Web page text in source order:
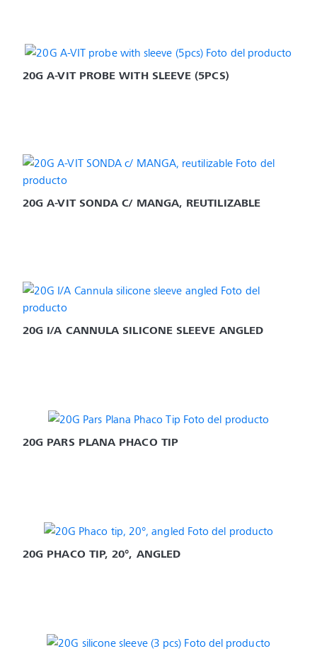
20G A-VIT PROBE WITH SLEEVE (5PCS)
20G A-VIT SONDA C/ MANGA, REUTILIZABLE
20G I/A CANNULA SILICONE SLEEVE ANGLED
20G PARS PLANA PHACO TIP
20G PHACO TIP, 20°, ANGLED